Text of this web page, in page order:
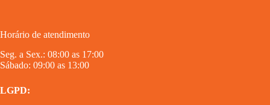
Horário de atendimento
Seg. a Sex.: 08:00 as 17:00
Sábado: 09:00 as 13:00
LGPD: